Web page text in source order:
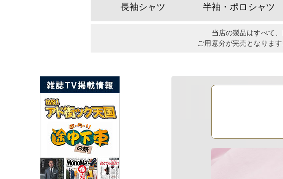
長袖シャツ 半袖・ポロシャツ
当店の製品はすべて
ご用意分が完売となりま